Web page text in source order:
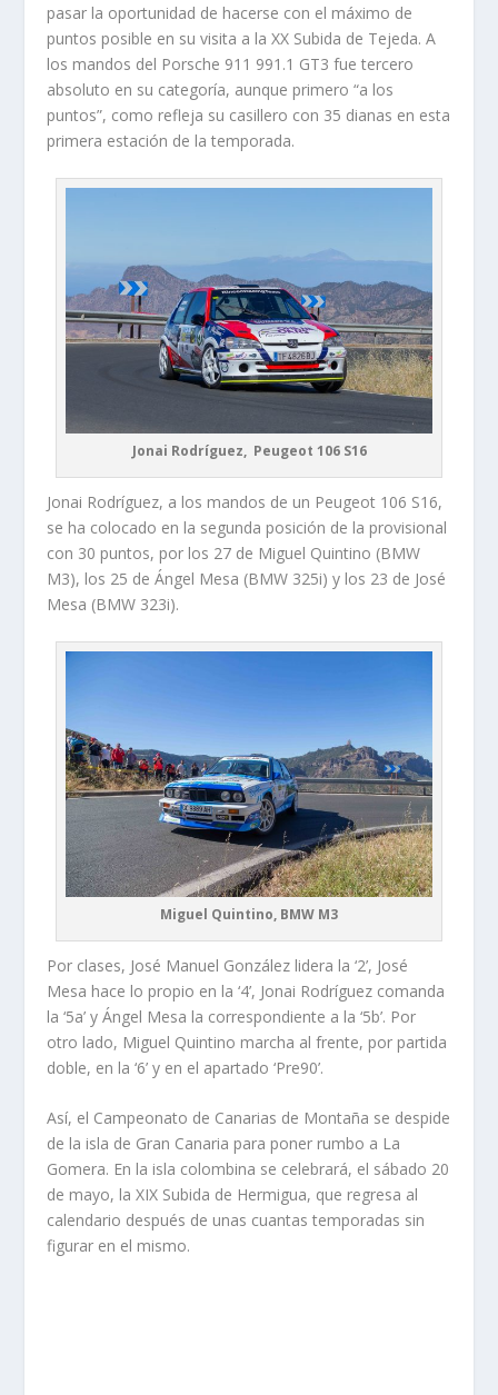
pasar la oportunidad de hacerse con el máximo de
puntos posible en su visita a la XX Subida de Tejeda. A
los mandos del Porsche 911 991.1 GT3 fue tercero
absoluto en su categoría, aunque primero “a los
puntos”, como refleja su casillero con 35 dianas en esta
primera estación de la temporada.
Jonai Rodríguez, Peugeot 106 S16
Jonai Rodríguez, a los mandos de un Peugeot 106 S16,
se ha colocado en la segunda posición de la provisional
con 30 puntos, por los 27 de Miguel Quintino (BMW
M3), los 25 de Ángel Mesa (BMW 325i) y los 23 de José
Mesa (BMW 323i).
Miguel Quintino, BMW M3
Por clases, José Manuel González lidera la ‘2’, José
Mesa hace lo propio en la ‘4’, Jonai Rodríguez comanda
la ‘5a’ y Ángel Mesa la correspondiente a la ‘5b’. Por
otro lado, Miguel Quintino marcha al frente, por partida
doble, en la ‘6’ y en el apartado ‘Pre90’.
Así, el Campeonato de Canarias de Montaña se despide
de la isla de Gran Canaria para poner rumbo a La
Gomera. En la isla colombina se celebrará, el sábado 20
de mayo, la XIX Subida de Hermigua, que regresa al
calendario después de unas cuantas temporadas sin
figurar en el mismo.